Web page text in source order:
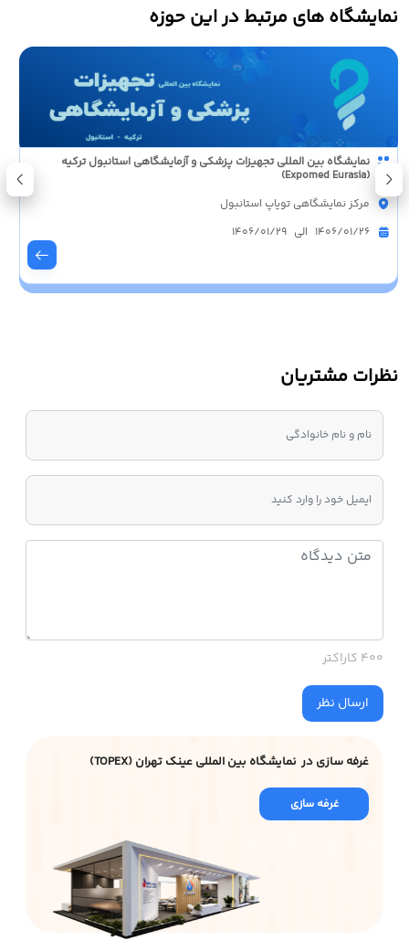
نمایشگاه های مرتبط در این حوزه
نمایشگاه بین المللی تجهیزات پزشکی و آزمایشگاهی استانبول ترکیه
(Expomed Eurasia)
مرکز نمایشگاهی تویاپ استانبول
1406/01/26 الی 1406/01/29
نظرات مشتریان
400 کاراکتر
ارسال نظر
غرفه سازی در نمایشگاه بین المللی عینک تهران (TOPEX)
غرفه سازی